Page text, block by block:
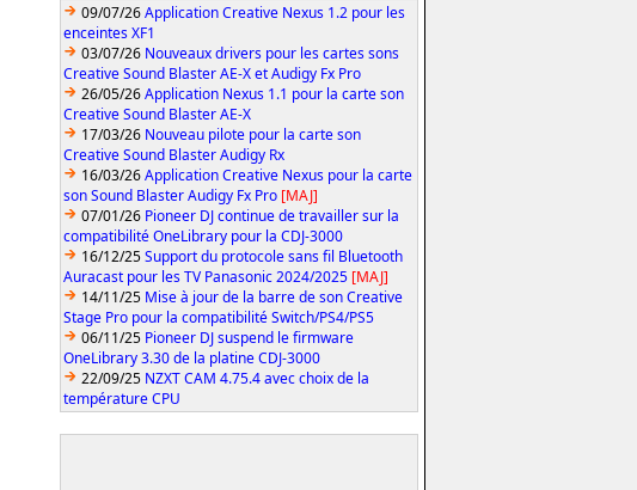
09/07/26Application Creative Nexus 1.2 pour les
enceintes XF1
03/07/26 Nouveaux drivers pour les cartes sons
Creative Sound Blaster AE-X et Audigy Fx Pro
26/05/26Application Nexus 1.1 pour la carte son
Creative Sound Blaster AE-X
17/03/26 Nouveau pilote pour la carte son
Creative Sound Blaster Audigy Rx
16/03/26Application Creative Nexus pour la carte
son Sound Blaster Audigy Fx Pro [MAJ]
07/01/26 Pioneer DJ continue de travailler sur la
compatibilité OneLibrary pour la CDJ-3000
16/12/25Support du protocole sans fil Bluetooth
Auracast pour les TV Panasonic 2024/2025 [MAJ]
14/11/25 Mise à jour de la barre de son Creative
Stage Pro pour la compatibilité Switch/PS4/PS5
06/11/25 Pioneer DJ suspend le firmware
OneLibrary 3.30 de la platine CDJ-3000
22/09/25 NZXT CAM 4.75.4 avec choix de la
température CPU